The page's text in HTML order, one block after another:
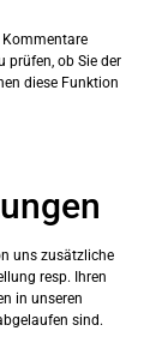
Kommentare
prüfen, ob Sie der
diese Funktion
uns zusätzliche
resp. Ihren
in unseren
sind.